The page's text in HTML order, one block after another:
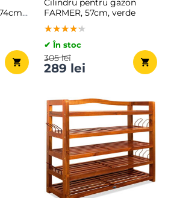
FARMER, 57cm, verde
★★★★★
★★★★★
★★★★★
✔ În stoc
289 lei
305 lei